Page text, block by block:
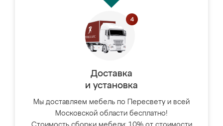
Доставка
и установка
Мы доставляем мебель по Пересвету и всей
Московской области бесплатно!